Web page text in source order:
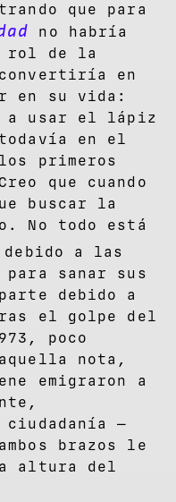
que para
no habría
rol de la
en
en su vida:
a usar el lápiz
en el
primeros
que cuando
buscar la
No todo está
a las
sanar sus
debido a
el golpe del
poco
nota,
emigraron a
ciudadanía —
brazos le
altura del